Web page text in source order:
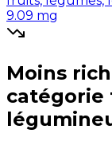
9.09 mg
Moins
catégorie